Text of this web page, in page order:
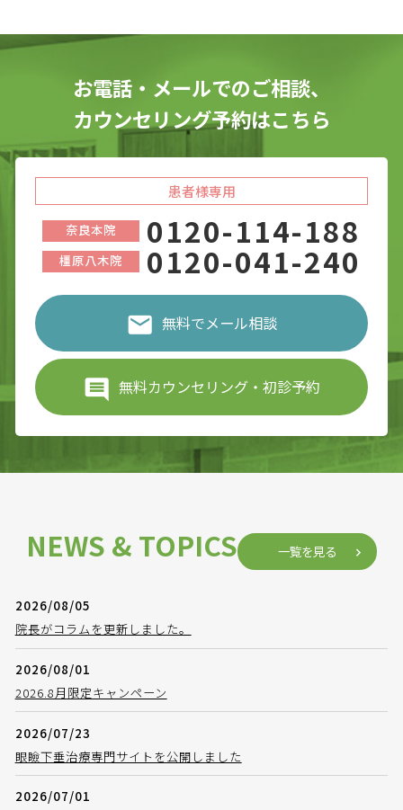
お電話・メールでのご相談、
カウンセリング予約はこちら
患者様専用
奈良本院 0120-114-188
橿原八木院 0120-041-240
無料でメール相談
無料カウンセリング・初診予約
NEWS & TOPICS 一覧を見る
2026/08/05
院長がコラムを更新しました。
2026/08/01
2026.8月限定キャンペーン
2026/07/23
眼瞼下垂治療専門サイトを公開しました
2026/07/01